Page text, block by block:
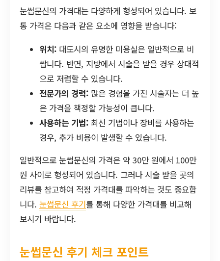
눈썹문신의 가격대는 다양하게 형성되어 있습니다. 보
통 가격은 다음과 같은 요소에 영향을 받습니다:
위치: 대도시의 유명한 미용실은 일반적으로 비
쌉니다. 반면, 지방에서 시술을 받을 경우 상대적
으로 저렴할 수 있습니다.
전문가의 경력: 많은 경험을 가진 시술자는 더 높
은 가격을 책정할 가능성이 큽니다.
사용하는 기법: 최신 기법이나 장비를 사용하는
경우, 추가 비용이 발생할 수 있습니다.
일반적으로 눈썹문신의 가격은 약 30만 원에서 100만
원 사이로 형성되어 있습니다. 그러나 시술 받을 곳의
리뷰를 참고하여 적정 가격대를 파악하는 것도 중요합
니다. 눈썹문신 후기를 통해 다양한 가격대를 비교해
보시기 바랍니다.
눈썹문신 후기 체크 포인트